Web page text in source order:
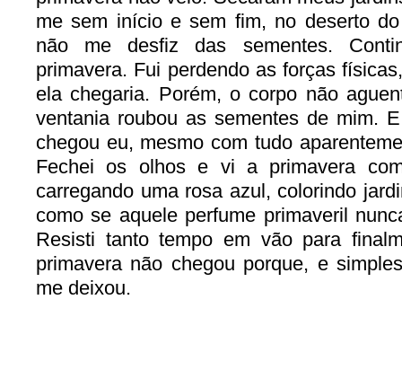
me sem início e sem fim, no deserto
não me desfiz das sementes.
primavera. Fui perdendo as forças
ela chegaria. Porém, o corpo não
ventania roubou as sementes de mim.
chegou eu, mesmo com tudo
Fechei os olhos e vi a primavera
carregando uma rosa azul, colorindo
como se aquele perfume primaveril
Resisti tanto tempo em vão para
primavera não chegou porque, e
me deixou.